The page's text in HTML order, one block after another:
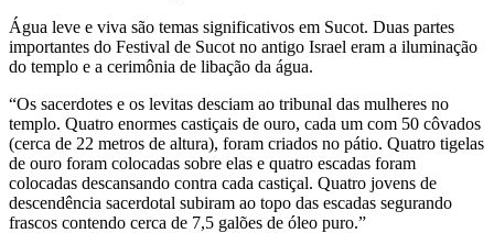
Água leve e viva são temas significativos em Sucot. Duas partes
importantes do Festival de Sucot no antigo Israel eram a iluminação
do templo e a cerimônia de libação da água.
“Os sacerdotes e os levitas desciam ao tribunal das mulheres no
templo. Quatro enormes castiçais de ouro, cada um com 50 côvados
(cerca de 22 metros de altura), foram criados no pátio. Quatro tigelas
de ouro foram colocadas sobre elas e quatro escadas foram
colocadas descansando contra cada castiçal. Quatro jovens de
descendência sacerdotal subiram ao topo das escadas segurando
frascos contendo cerca de 7,5 galões de óleo puro.”